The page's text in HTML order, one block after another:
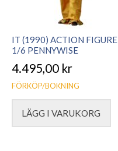
IT (1990) ACTION FIGURE
1/6 PENNYWISE
4.495,00 kr
FÖRKÖP/BOKNING
LÄGG I VARUKORG